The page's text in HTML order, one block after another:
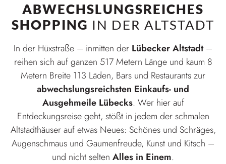
ABWECHSLUNGSREICHES
SHOPPING IN DER ALTSTADT
In der Hüxstraße – inmitten der Lübecker Altstadt–
reihen sich auf ganzen 517 Metern Länge und kaum 8
Metern Breite 113 Läden, Bars und Restaurants zur
abwechslungsreichsten Einkaufs- und
Ausgehmeile Lübecks. Wer hier auf
Entdeckungsreise geht, stößt in jedem der schmalen
Altstadthäuser auf etwas Neues: Schönes und Schräges,
Augenschmaus und Gaumenfreude, Kunst und Kitsch –
und nicht selten Alles in Einem.